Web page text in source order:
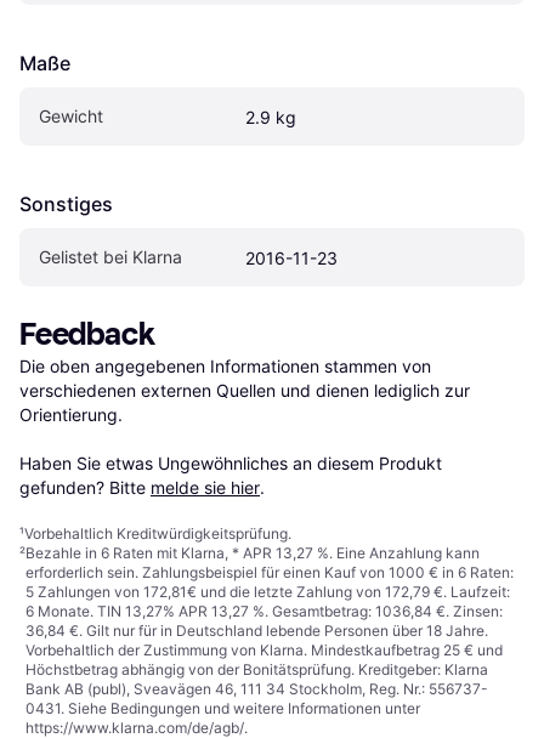
Maße
Gewicht 2.9 kg
Sonstiges
Gelistet bei Klarna 2016-11-23
Feedback
Die oben angegebenen Informationen stammen von
verschiedenen externen Quellen und dienen lediglich zur
Orientierung.
Haben Sie etwas Ungewöhnliches an diesem Produkt
gefunden? Bitte melde sie hier.
¹Vorbehaltlich Kreditwürdigkeitsprüfung.
²Bezahle in 6 Raten mit Klarna, * APR 13,27 %. Eine Anzahlung kann
erforderlich sein. Zahlungsbeispiel für einen Kauf von 1000 € in 6 Raten:
5 Zahlungen von 172,81€ und die letzte Zahlung von 172,79 €. Laufzeit:
6 Monate. TIN 13,27% APR 13,27 %. Gesamtbetrag: 1036,84 €. Zinsen:
36,84 €. Gilt nur für in Deutschland lebende Personen über 18 Jahre.
Vorbehaltlich der Zustimmung von Klarna. Mindestkaufbetrag 25 € und
Höchstbetrag abhängig von der Bonitätsprüfung. Kreditgeber: Klarna
Bank AB (publ), Sveavägen 46, 111 34 Stockholm, Reg. Nr.: 556737-
0431. Siehe Bedingungen und weitere Informationen unter
https://www.klarna.com/de/agb/.